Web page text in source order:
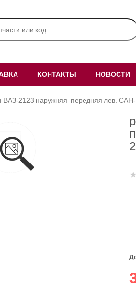
КОНТАКТЫ НОВОСТИ
ВАЗ-2123 наружняя, передняя лев.